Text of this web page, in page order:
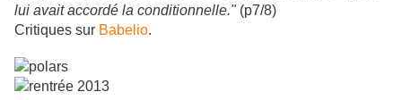
lui avait accordé la conditionnelle."(p7/8)
Critiques sur Babelio.